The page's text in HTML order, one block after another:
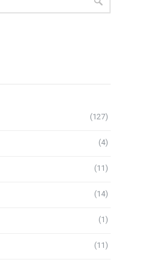
(127)
(4)
(11)
(14)
(1)
(11)